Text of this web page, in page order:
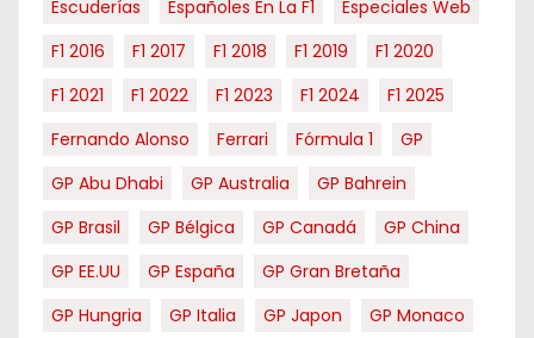
Escuderías
Españoles En La F1
Especiales Web
F1 2016
F1 2017 F1 2018 F1 2019
F1 2020
F1 2021
F1 2022 F1 2023 F1 2024
F1 2025
Fernando Alonso
Ferrari Fórmula 1
GP
GP Abu Dhabi
GP Australia
GP Bahrein
GP Brasil
GP Bélgica GP Canadá
GP China
GP EE.UU
GP España
GP Gran Bretaña
GP Hungria
GP Italia GP Japon
GP Monaco